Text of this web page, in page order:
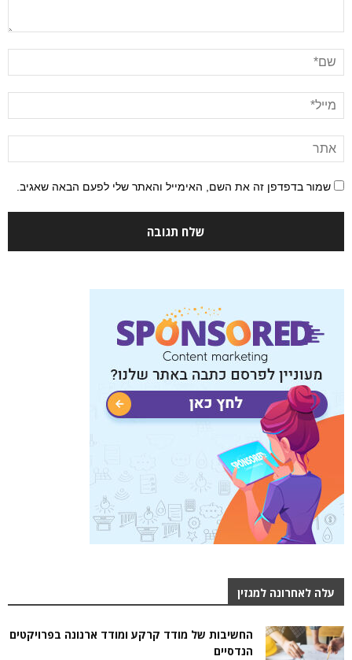
שמור בדפדפן זה את השם, האימייל והאתר שלי לפעם הבאה שאגיב.
עלה לאחרונה למגזין
החשיבות של מודד קרקע ומודד ארנונה בפרויקטים
הנדסיים